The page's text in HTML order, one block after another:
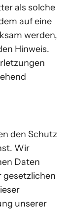
als solche
auf eine
werden,
Hinweis.
den Schutz
Wir
Daten
unserer